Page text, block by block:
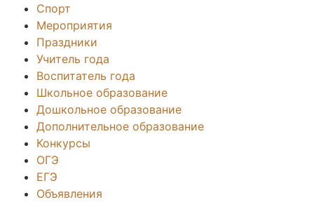
Спорт
Мероприятия
Праздники
Учитель года
Воспитатель года
Школьное образование
Дошкольное образование
Дополнительное образование
Конкурсы
ОГЭ
ЕГЭ
Объявления